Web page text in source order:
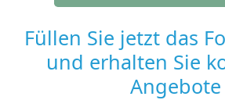
Füllen Sie jetzt das
und erhalten Sie
Angebote